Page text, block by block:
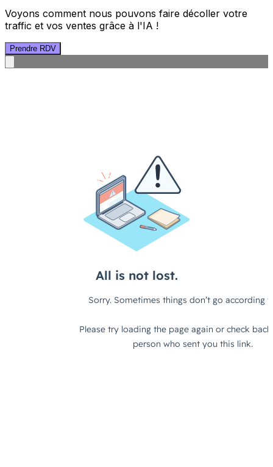
Voyons comment nous pouvons faire décoller votre
traffic et vos ventes grâce à l'IA !
Prendre RDV